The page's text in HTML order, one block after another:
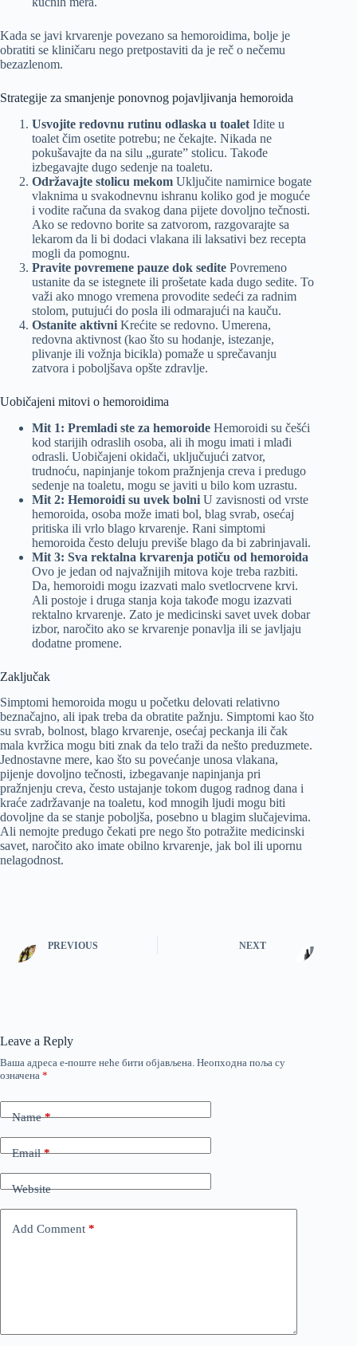
Kada se javi krvarenje povezano sa hemoroidima, bolje je
obratiti se kliničaru nego pretpostaviti da je reč o nečemu
bezazlenom.
Strategije za smanjenje ponovnog pojavljivanja hemoroida
Usvojite redovnu rutinu odlaska u toalet Idite u
toalet čim osetite potrebu; ne čekajte. Nikada ne
pokušavajte da na silu „gurate” stolicu. Takođe
izbegavajte dugo sedenje na toaletu.
Održavajte stolicu mekom Uključite namirnice bogate
vlaknima u svakodnevnu ishranu koliko god je moguće
i vodite računa da svakog dana pijete dovoljno tečnosti.
Ako se redovno borite sa zatvorom, razgovarajte sa
lekarom da li bi dodaci vlakana ili laksativi bez recepta
mogli da pomognu.
Pravite povremene pauze dok sedite Povremeno
ustanite da se istegnete ili prošetate kada dugo sedite. To
važi ako mnogo vremena provodite sedeći za radnim
stolom, putujući do posla ili odmarajući na kauču.
Ostanite aktivni Krećite se redovno. Umerena,
redovna aktivnost (kao što su hodanje, istezanje,
plivanje ili vožnja bicikla) pomaže u sprečavanju
zatvora i poboljšava opšte zdravlje.
Uobičajeni mitovi o hemoroidima
Mit 1: Premladi ste za hemoroide Hemoroidi su češći
kod starijih odraslih osoba, ali ih mogu imati i mlađi
odrasli. Uobičajeni okidači, uključujući zatvor,
trudnoću, napinjanje tokom pražnjenja creva i predugo
sedenje na toaletu, mogu se javiti u bilo kom uzrastu.
Mit 2: Hemoroidi su uvek bolni U zavisnosti od vrste
hemoroida, osoba može imati bol, blag svrab, osećaj
pritiska ili vrlo blago krvarenje. Rani simptomi
hemoroida često deluju previše blago da bi zabrinjavali.
Mit 3: Sva rektalna krvarenja potiču od hemoroida
Ovo je jedan od najvažnijih mitova koje treba razbiti.
Da, hemoroidi mogu izazvati malo svetlocrvene krvi.
Ali postoje i druga stanja koja takođe mogu izazvati
rektalno krvarenje. Zato je medicinski savet uvek dobar
izbor, naročito ako se krvarenje ponavlja ili se javljaju
dodatne promene.
Zaključak
Simptomi hemoroida mogu u početku delovati relativno
beznačajno, ali ipak treba da obratite pažnju. Simptomi kao što
su svrab, bolnost, blago krvarenje, osećaj peckanja ili čak
mala kvržica mogu biti znak da telo traži da nešto preduzmete.
Jednostavne mere, kao što su povećanje unosa vlakana,
pijenje dovoljno tečnosti, izbegavanje napinjanja pri
pražnjenju creva, često ustajanje tokom dugog radnog dana i
kraće zadržavanje na toaletu, kod mnogih ljudi mogu biti
dovoljne da se stanje poboljša, posebno u blagim slučajevima.
Ali nemojte predugo čekati pre nego što potražite medicinski
savet, naročito ako imate obilno krvarenje, jak bol ili upornu
nelagodnost.
PREVIOUS NEXT
Leave a Reply
Ваша адреса е-поште неће бити објављена. Неопходна поља су
означена *
Name*
Email*
Website
Add Comment *